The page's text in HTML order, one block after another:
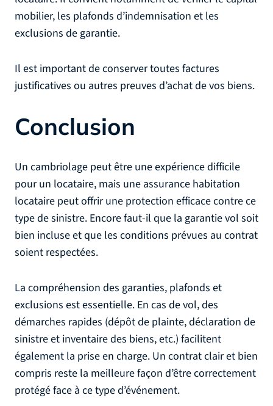
mobilier, les plafonds d’indemnisation et les
exclusions de garantie.
Il est important de conserver toutes factures
justificatives ou autres preuves d’achat de vos biens.
Conclusion
Un cambriolage peut être une expérience difficile
pour un locataire, mais une assurance habitation
locataire peut offrir une protection efficace contre ce
type de sinistre. Encore faut-il que la garantie vol soit
bien incluse et que les conditions prévues au contrat
soient respectées.
La compréhension des garanties, plafonds et
exclusions est essentielle. En cas de vol, des
démarches rapides (dépôt de plainte, déclaration de
sinistre et inventaire des biens, etc.) facilitent
également la prise en charge. Un contrat clair et bien
compris reste la meilleure façon d’être correctement
protégé face à ce type d’événement.